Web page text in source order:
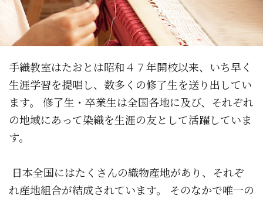
手織教室はたおとは昭和４７年開校以来、いち早く
生涯学習を提唱し、数多くの修了生を送り出してい
ます。 修了生・卒業生は全国各地に及び、それぞれ
の地域にあって染織を生涯の友として活躍していま
す。
日本全国にはたくさんの織物産地があり、それぞ
れ産地組合が結成されています。 そのなかで唯一の